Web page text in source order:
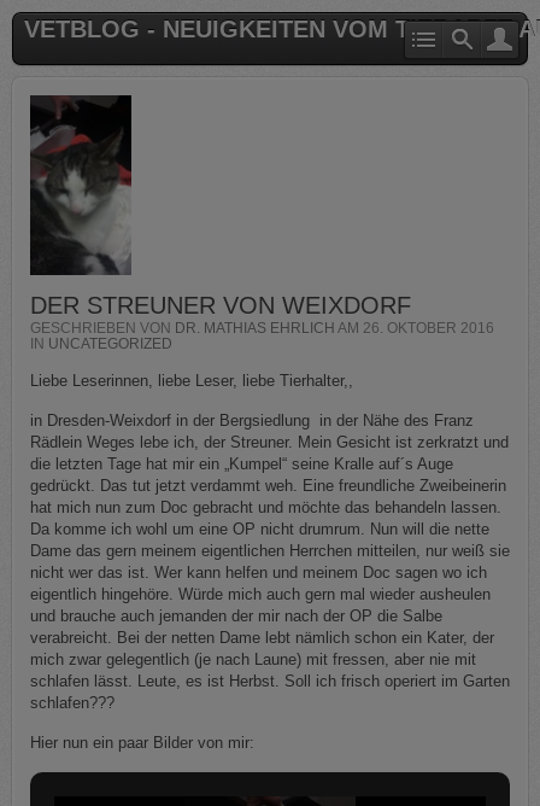
VETBLOG - NEUIGKEITEN VOM TIERARZT
DER STREUNER VON WEIXDORF
GESCHRIEBEN VON DR. MATHIAS EHRLICH AM 26. OKTOBER 2016
IN UNCATEGORIZED
Liebe Leserinnen, liebe Leser, liebe Tierhalter,,
in Dresden-Weixdorf in der Bergsiedlung in der Nähe des Franz
Rädlein Weges lebe ich, der Streuner. Mein Gesicht ist zerkratzt und
die letzten Tage hat mir ein „Kumpel“ seine Kralle auf´s Auge
gedrückt. Das tut jetzt verdammt weh. Eine freundliche Zweibeinerin
hat mich nun zum Doc gebracht und möchte das behandeln lassen.
Da komme ich wohl um eine OP nicht drumrum. Nun will die nette
Dame das gern meinem eigentlichen Herrchen mitteilen, nur weiß sie
nicht wer das ist. Wer kann helfen und meinem Doc sagen wo ich
eigentlich hingehöre. Würde mich auch gern mal wieder ausheulen
und brauche auch jemanden der mir nach der OP die Salbe
verabreicht. Bei der netten Dame lebt nämlich schon ein Kater, der
mich zwar gelegentlich (je nach Laune) mit fressen, aber nie mit
schlafen lässt. Leute, es ist Herbst. Soll ich frisch operiert im Garten
schlafen???
Hier nun ein paar Bilder von mir: